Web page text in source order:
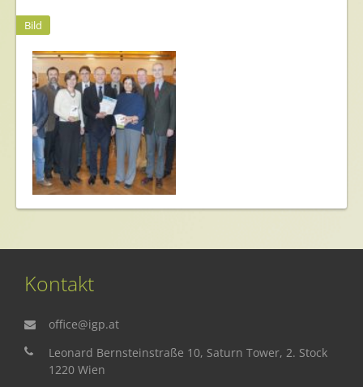
Bild
Kontakt
office@igp.at
Leonard Bernsteinstraße 10, Saturn Tower, 2. Stock
1220 Wien